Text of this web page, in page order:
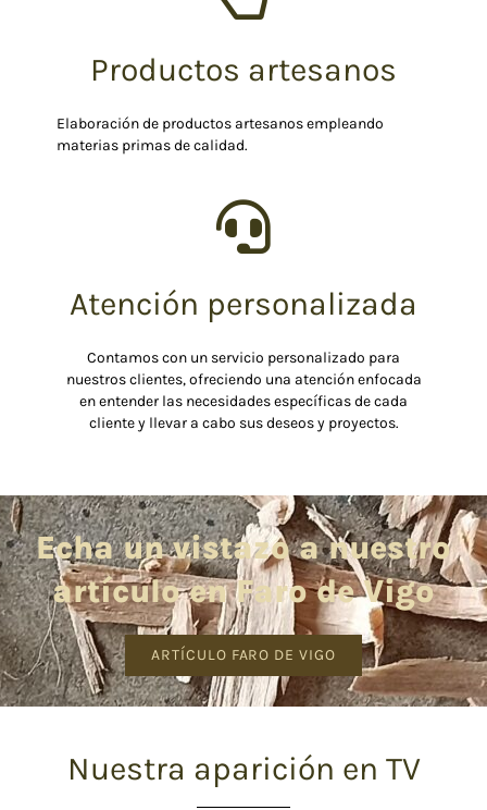
Productos artesanos
Elaboración de productos artesanos empleando
materias primas de calidad.
Atención personalizada
Contamos con un servicio personalizado para
nuestros clientes, ofreciendo una atención enfocada
en entender las necesidades específicas de cada
cliente y llevar a cabo sus deseos y proyectos.
Echa un vistazo a nuestro
artículo en Faro de Vigo
ARTÍCULO FARO DE VIGO
Nuestra aparición en TV